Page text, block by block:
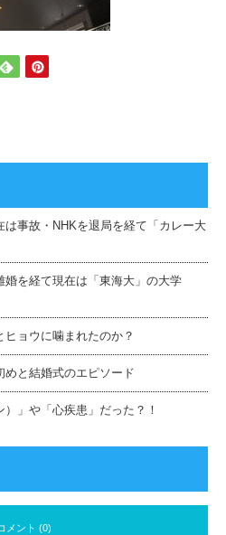
事故・NHKを退局を経て「カレー大
を経て現在は「東海大」の大学
ョウに噛まれたのか？
と結婚式のエピソード
」や「心疾患」だった？！
メント (0)